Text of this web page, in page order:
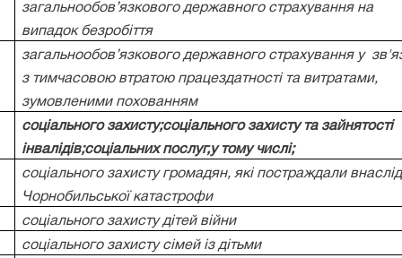
загальнообов’язкового державного страхування на
випадок безробіття
загальнообов’язкового державного страхування у
з тимчасовою втратою працездатності та витратами,
зумовленими похованням
соціального захисту;соціального захисту та зайнятості
інвалідів;соціальних послуг,у тому числі;
соціального захисту громадян, які постраждали
Чорнобильської катастрофи
соціального захисту дітей війни
соціального захисту сімей із дітьми